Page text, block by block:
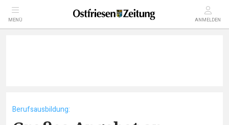
MENÜ ANMELDEN
Berufsausbildung: